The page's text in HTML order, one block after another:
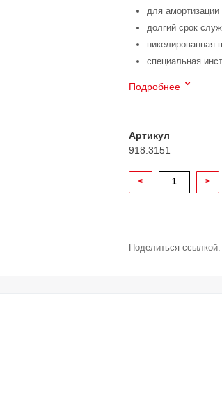
для
долгий срок
никелированная
специальная
Подробнее
Артикул
918.3151
< >
Поделиться ссылкой: